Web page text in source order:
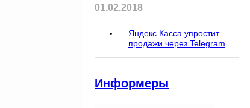
01.02.2018
Яндекс.Касса упростит
продажи через Telegram
Информеры